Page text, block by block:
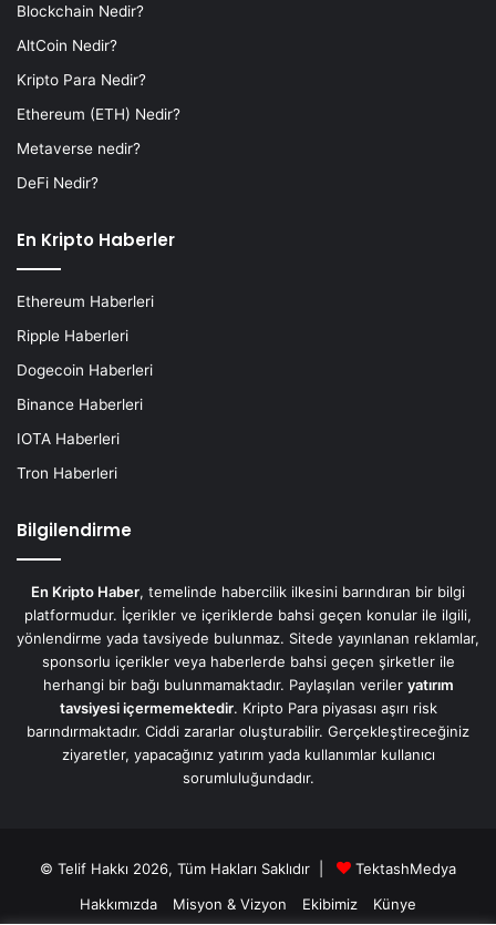
Blockchain Nedir?
AltCoin Nedir?
Kripto Para Nedir?
Ethereum (ETH) Nedir?
Metaverse nedir?
DeFi Nedir?
En Kripto Haberler
Ethereum Haberleri
Ripple Haberleri
Dogecoin Haberleri
Binance Haberleri
IOTA Haberleri
Tron Haberleri
Bilgilendirme
En Kripto Haber, temelinde habercilik ilkesini barındıran bir bilgi
platformudur. İçerikler ve içeriklerde bahsi geçen konular ile ilgili,
yönlendirme yada tavsiyede bulunmaz. Sitede yayınlanan reklamlar,
sponsorlu içerikler veya haberlerde bahsi geçen şirketler ile
herhangi bir bağı bulunmamaktadır. Paylaşılan veriler yatırım
tavsiyesi içermemektedir. Kripto Para piyasası aşırı risk
barındırmaktadır. Ciddi zararlar oluşturabilir. Gerçekleştireceğiniz
ziyaretler, yapacağınız yatırım yada kullanımlar kullanıcı
sorumluluğundadır.
© Telif Hakkı 2026, Tüm Hakları Saklıdır |
TektashMedya
Hakkımızda
Misyon & Vizyon Ekibimiz Künye